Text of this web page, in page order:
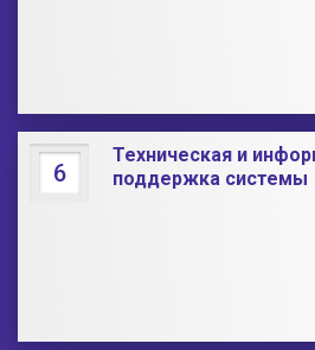
6
Техническая и
поддержка системы